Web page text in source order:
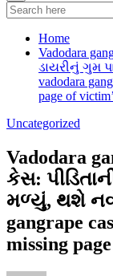
Home
Vadodara
ડાયરીનું ગુમ
vadodara
page of
Uncategorized
Vadodara
કેસ:
મળ્યું, થશે
gangrape
missing